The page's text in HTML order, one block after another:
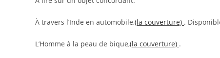
À travers l’Inde en automobile,(la couverture) .
L’Homme à la peau de bique,(la couverture) .